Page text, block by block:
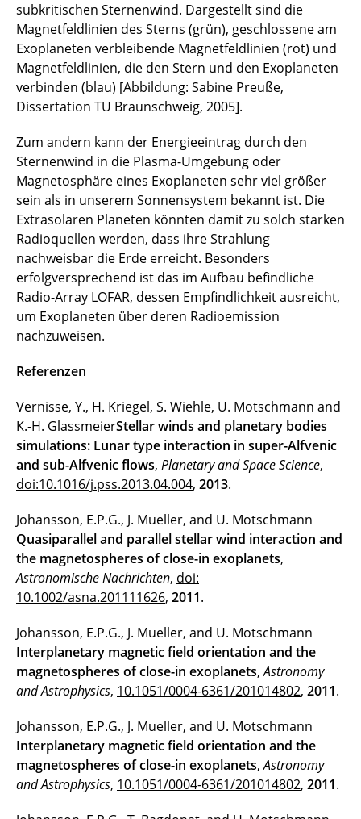
subkritischen Sternenwind. Dargestellt sind die
Magnetfeldlinien des Sterns (grün), geschlossene am
Exoplaneten verbleibende Magnetfeldlinien (rot) und
Magnetfeldlinien, die den Stern und den Exoplaneten
verbinden (blau) [Abbildung: Sabine Preuße,
Dissertation TU Braunschweig, 2005].
Zum andern kann der Energieeintrag durch den
Sternenwind in die Plasma-Umgebung oder
Magnetosphäre eines Exoplaneten sehr viel größer
sein als in unserem Sonnensystem bekannt ist. Die
Extrasolaren Planeten könnten damit zu solch starken
Radioquellen werden, dass ihre Strahlung
nachweisbar die Erde erreicht. Besonders
erfolgversprechend ist das im Aufbau befindliche
Radio-Array LOFAR, dessen Empfindlichkeit ausreicht,
um Exoplaneten über deren Radioemission
nachzuweisen.
Referenzen
Vernisse, Y., H. Kriegel, S. Wiehle, U. Motschmann and
K.-H. GlassmeierStellar winds and planetary bodies
simulations: Lunar type interaction in super-Alfvenic
and sub-Alfvenic flows, Planetary and Space Science,
doi:10.1016/j.pss.2013.04.004, 2013.
Johansson, E.P.G., J. Mueller, and U. Motschmann
Quasiparallel and parallel stellar wind interaction and
the magnetospheres of close-in exoplanets,
Astronomische Nachrichten, doi:
10.1002/asna.201111626, 2011.
Johansson, E.P.G., J. Mueller, and U. Motschmann
Interplanetary magnetic field orientation and the
magnetospheres of close-in exoplanets,Astronomy
and Astrophysics, 10.1051/0004-6361/201014802, 2011.
Johansson, E.P.G., J. Mueller, and U. Motschmann
Interplanetary magnetic field orientation and the
magnetospheres of close-in exoplanets,Astronomy
and Astrophysics, 10.1051/0004-6361/201014802, 2011.